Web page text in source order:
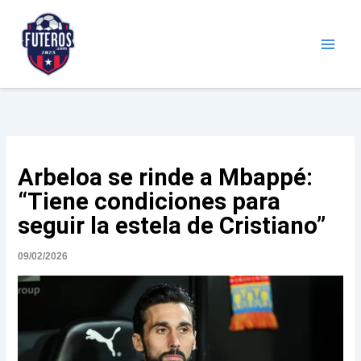
contenido
Arbeloa se rinde a Mbappé:
“Tiene condiciones para
seguir la estela de Cristiano”
09/02/2026